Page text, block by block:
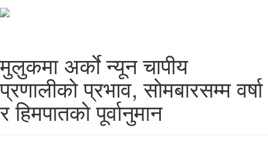
मुलुकमा अर्काे न्यून चापीय
प्रणालीकाे प्रभाव, साेमबारसम्म वर्षा
र हिमपातकाे पूर्वानुमान